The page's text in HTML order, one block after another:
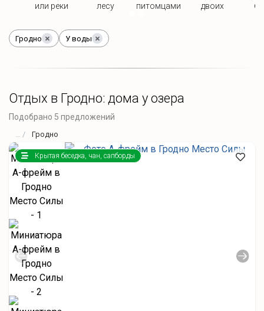
или реки
лесу
питомцами
двоих
Гродно У воды
Отдых в Гродно: дома у озера
Подобрано 5 предложений
Гродно
Крытая беседка, чан, сапборды